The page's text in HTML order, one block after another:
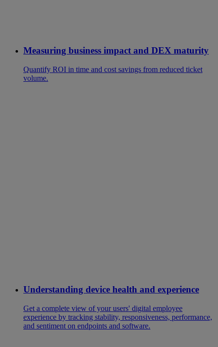
Measuring business impact and DEX maturity
Quantify ROI in time and cost savings from reduced ticket
volume.
Understanding device health and experience
Get a complete view of your users' digital employee
experience by tracking stability, responsiveness, performance,
and sentiment on endpoints and software.